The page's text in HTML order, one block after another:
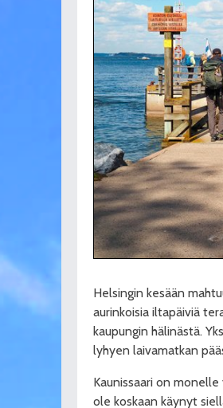
Helsingin kesään
aurinkoisia iltapäiviä
kaupungin hälinästä.
lyhyen laivamatkan
Kaunissaari on
ole koskaan käynyt